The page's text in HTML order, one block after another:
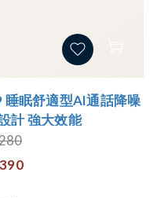
眠舒適型AI通話降噪
計 強大效能